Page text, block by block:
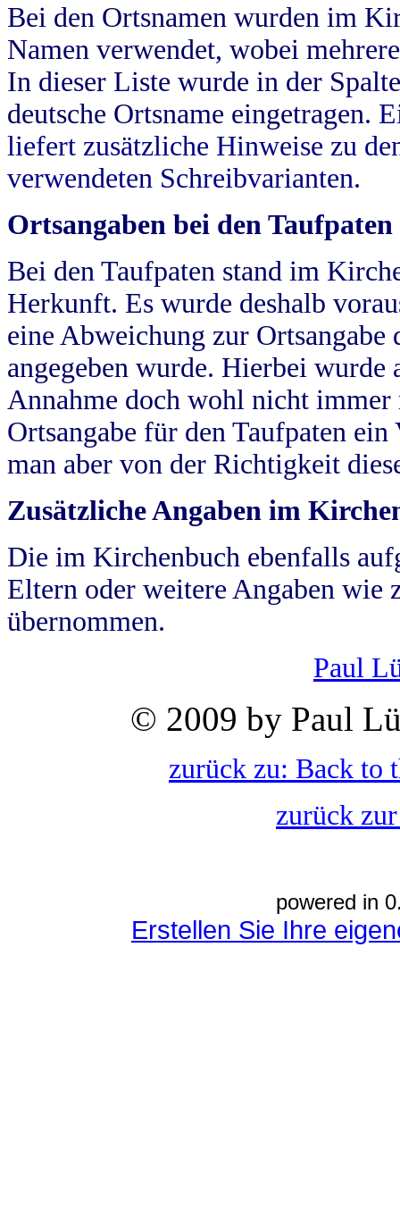
Bei den Ortsnamen wurden im
Namen verwendet, wobei
In dieser Liste wurde in der
deutsche Ortsname eingetragen.
liefert zusätzliche Hinweise zu
verwendeten Schreibvarianten.
Ortsangaben bei den Taufpaten
Bei den Taufpaten stand im
Herkunft. Es wurde deshalb
eine Abweichung zur
angegeben wurde. Hierbei wurde
Annahme doch wohl nicht
Ortsangabe für den Taufpaten
man aber von der Richtigkeit
Zusätzliche Angaben im
Die im Kirchenbuch ebenfalls
Eltern oder weitere Angaben wie
übernommen.
Paul
© 2009 by Paul
zurück zu: Back to
zurück
powered in
Erstellen Sie Ihre